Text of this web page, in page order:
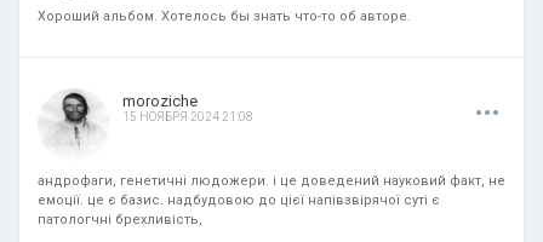
Хороший альбом. Хотелось бы знать что-то об авторе.
moroziche
15 НОЯБРЯ 2024 21:08 ...
андрофаги, генетичні людожери. і це доведений науковий факт, не
емоції. це є базис. надбудовою до цієї напівзвірячої суті є
патологчні брехливість,